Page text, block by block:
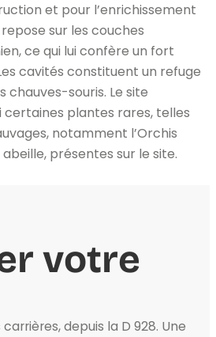
et pour l’enrichissement
sur les couches
ce qui lui confère un fort
cavités constituent un refuge
chauves-souris. Le site
certaines plantes rares, telles
notamment l’Orchis
présentes sur le site.
votre
depuis la D 928. Une